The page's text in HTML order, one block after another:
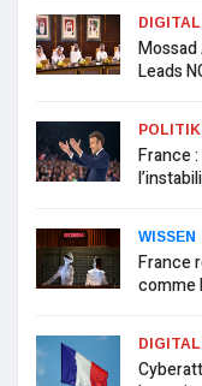
DIGITAL
Mossad
Leads
POLITIK
France
WISSEN
France
comme
DIGITAL